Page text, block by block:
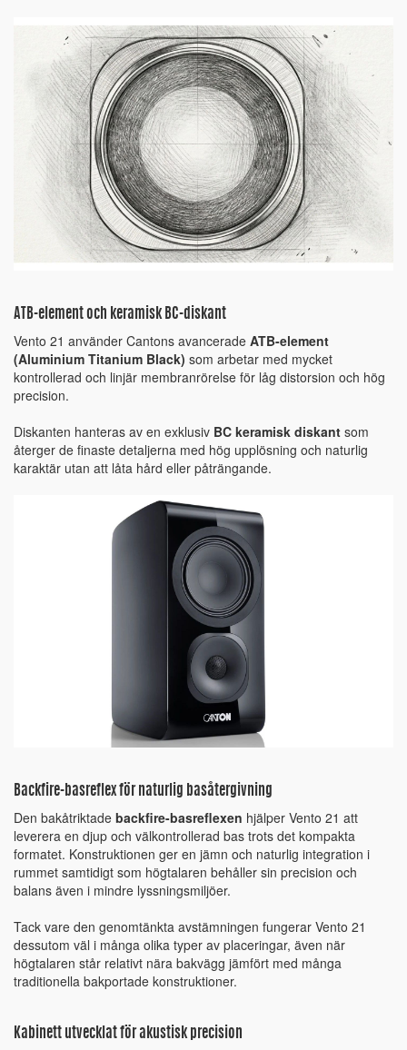
ATB-element och keramisk BC-diskant
Vento 21 använder Cantons avancerade ATB-element
(Aluminium Titanium Black) som arbetar med mycket
kontrollerad och linjär membranrörelse för låg distorsion och hög
precision.
Diskanten hanteras av en exklusiv BC keramisk diskant som
återger de finaste detaljerna med hög upplösning och naturlig
karaktär utan att låta hård eller påträngande.
Backfire-basreflex för naturlig basåtergivning
Den bakåtriktade backfire-basreflexen hjälper Vento 21 att
leverera en djup och välkontrollerad bas trots det kompakta
formatet. Konstruktionen ger en jämn och naturlig integration i
rummet samtidigt som högtalaren behåller sin precision och
balans även i mindre lyssningsmiljöer.
Tack vare den genomtänkta avstämningen fungerar Vento 21
dessutom väl i många olika typer av placeringar, även när
högtalaren står relativt nära bakvägg jämfört med många
traditionella bakportade konstruktioner.
Kabinett utvecklat för akustisk precision